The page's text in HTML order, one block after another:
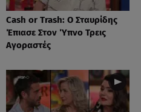
Cash or Trash: Ο Σταυρίδης
Έπιασε Στον Ύπνο Τρεις
Αγοραστές